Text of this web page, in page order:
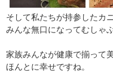
そして私たちが持参したカ
みんな無口になってむしゃ
家族みんなが健康で揃って
ほんとに幸せですね。